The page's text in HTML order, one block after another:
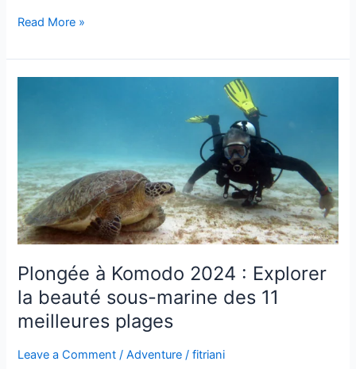
Read More »
Plongée à Komodo 2024 : Explorer
la beauté sous-marine des 11
meilleures plages
Leave a Comment /Adventure /fitriani
:
Explorer
la
beauté
sous-
des
11
meilleures
plages